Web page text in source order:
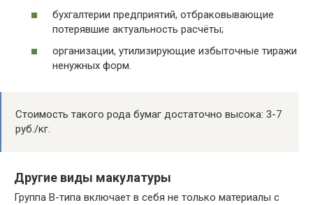
бухгалтерии предприятий, отбраковывающие
потерявшие актуальность расчёты;
организации, утилизирующие избыточные тиражи
ненужных форм.
Стоимость такого рода бумаг достаточно высока: 3-7
руб./кг.
Другие виды макулатуры
Группа В-типа включает в себя не только материалы с